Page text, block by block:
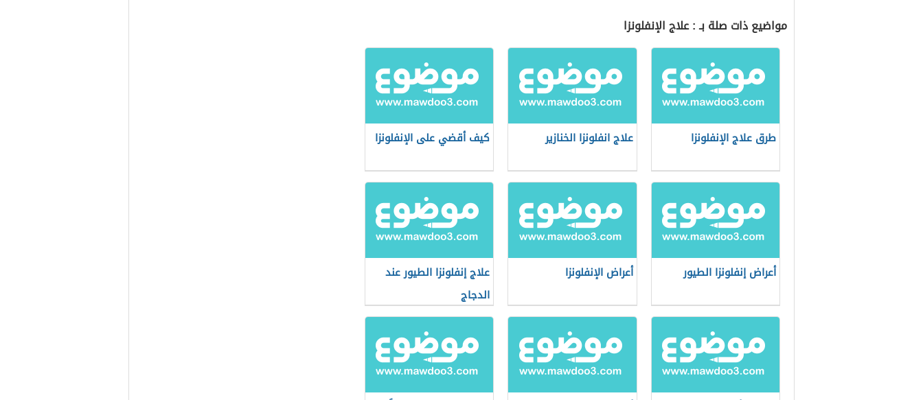
مواضيع ذات صلة بـ : علاج الإنفلونزا
طرق علاج الإنفلونزا علاج انفلونزا الخنازير كيف أقضي على الإنفلونزا
أعراض إنفلونزا الطيور أعراض الإنفلونزا
علاج إنفلونزا الطيور عند
الدجاج